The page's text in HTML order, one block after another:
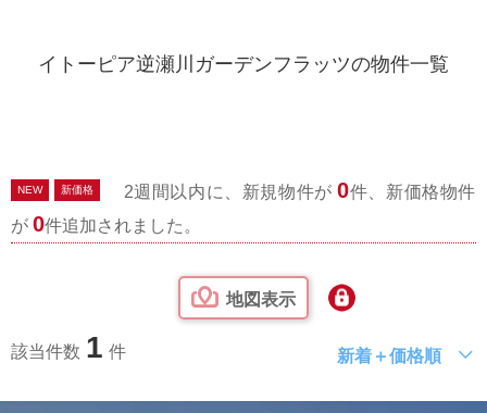
イトーピア逆瀬川ガーデンフラッツの物件一覧
NEW 新価格 2週間以内に、新規物件が0件、新価格物件
が 0件追加されました。
地図表示
該当件数 1 件 新着＋価格順